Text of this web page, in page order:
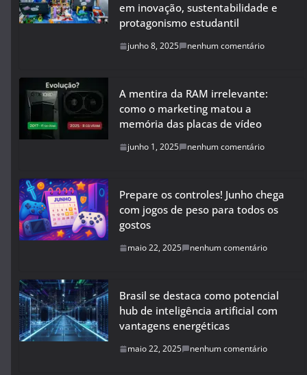
em inovação, sustentabilidade e
protagonismo estudantil
junho 8, 2025 nenhum comentário
A mentira da RAM irrelevante:
como o marketing matou a
memória das placas de vídeo
junho 1, 2025 nenhum comentário
Prepare os controles! Junho chega
com jogos de peso para todos os
gostos
maio 22, 2025 nenhum comentário
Brasil se destaca como potencial
hub de inteligência artificial com
vantagens energéticas
maio 22, 2025 nenhum comentário